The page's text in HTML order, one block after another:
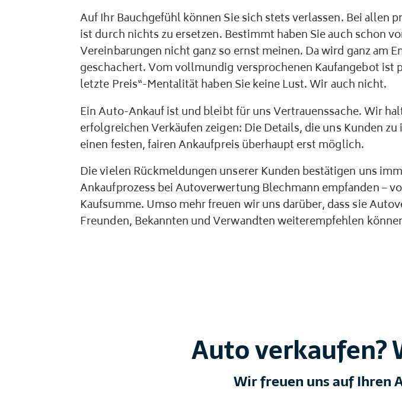
Auf Ihr Bauchgefühl können Sie sich stets verlassen. Bei allen
ist durch nichts zu ersetzen. Bestimmt haben Sie auch schon
Vereinbarungen nicht ganz so ernst meinen. Da wird ganz am
geschachert. Vom vollmundig versprochenen Kaufangebot ist
letzte Preis“-Mentalität haben Sie keine Lust. Wir auch nicht.
Ein Auto-Ankauf ist und bleibt für uns Vertrauenssache. Wir
erfolgreichen Verkäufen zeigen: Die Details, die uns Kunden
einen festen, fairen Ankaufpreis überhaupt erst möglich.
Die vielen Rückmeldungen unserer Kunden bestätigen uns
Ankaufprozess bei Autoverwertung Blechmann empfanden –
Kaufsumme. Umso mehr freuen wir uns darüber, dass sie
Freunden, Bekannten und Verwandten weiterempfehlen
Auto verkaufen?
Wir freuen uns auf Ihren